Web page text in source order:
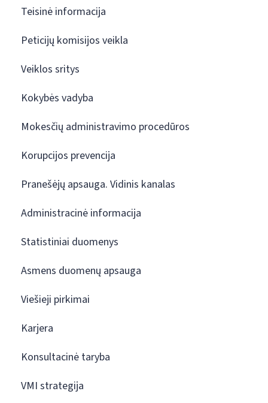
Teisinė informacija
Peticijų komisijos veikla
Veiklos sritys
Kokybės vadyba
Mokesčių administravimo procedūros
Korupcijos prevencija
Pranešėjų apsauga. Vidinis kanalas
Administracinė informacija
Statistiniai duomenys
Asmens duomenų apsauga
Viešieji pirkimai
Karjera
Konsultacinė taryba
VMI strategija